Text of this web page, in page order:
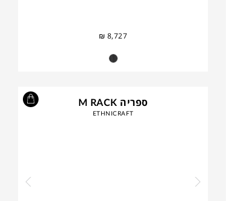
₪ 8,727
ספריה M RACK
ETHNICRAFT